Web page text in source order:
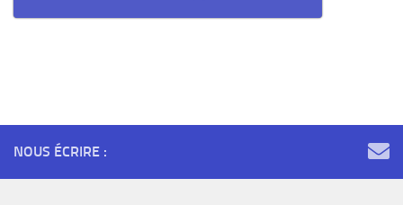
NOUS ÉCRIRE :